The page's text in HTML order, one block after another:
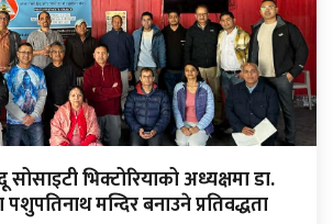
भिक्टोरियाको अध्यक्षमा डा.
पशुपतिनाथ मन्दिर बनाउने प्रतिवद्धता